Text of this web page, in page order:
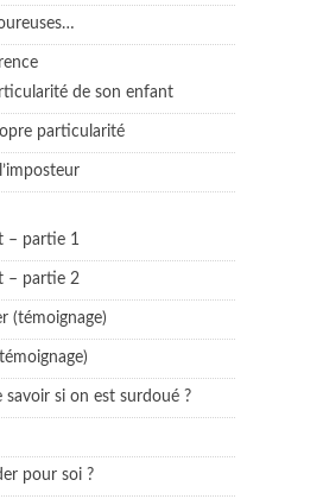
de son enfant
particularité
– partie 1
– partie 2
(témoignage)
savoir si on est surdoué ?
pour soi ?